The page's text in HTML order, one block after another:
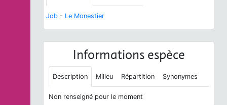
Job - Le Monestier
Informations espèce
Description Milieu Répartition Synonymes
Non renseigné pour le moment